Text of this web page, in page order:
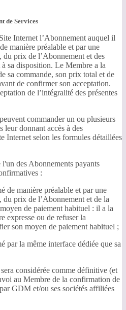
de Services
Internet l’Abonnement auquel il
manière préalable et par une
du prix de l’Abonnement et des
sa disposition. Le Membre a la
sa commande, son prix total et de
de confirmer son acceptation.
de l’intégralité des présentes
commander un ou plusieurs
leur donnant accès à des
Internet selon les formules détaillées
des Abonnements payants
:
de manière préalable et par une
du prix de l’Abonnement et de la
de paiement habituel : il a la
expresse ou de refuser la
son moyen de paiement habituel ;
par la même interface dédiée que sa
considérée comme définitive (et
au Membre de la confirmation de
GDM et/ou ses sociétés affiliées